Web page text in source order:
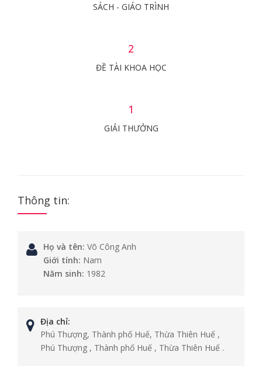
SÁCH - GIÁO TRÌNH
2
ĐỀ TÀI KHOA HỌC
1
GIẢI THƯỞNG
Thông tin:
Họ và tên: Võ Công Anh
Giới tính: Nam
Năm sinh: 1982
Địa chỉ:
Phú Thượng, Thành phố Huế, Thừa Thiên Huế ,
Phú Thượng , Thành phố Huế , Thừa Thiên Huế .